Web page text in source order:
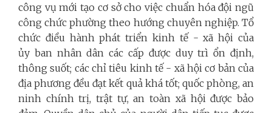
công vụ mới tạo cơ sở cho việc chuẩn hóa đội ngũ
công chức phường theo hướng chuyên nghiệp. Tổ
chức điều hành phát triển kinh tế - xã hội của
ủy ban nhân dân các cấp được duy trì ổn định,
thông suốt; các chỉ tiêu kinh tế - xã hội cơ bản của
địa phương đều đạt kết quả khá tốt; quốc phòng, an
ninh chính trị, trật tự, an toàn xã hội được bảo